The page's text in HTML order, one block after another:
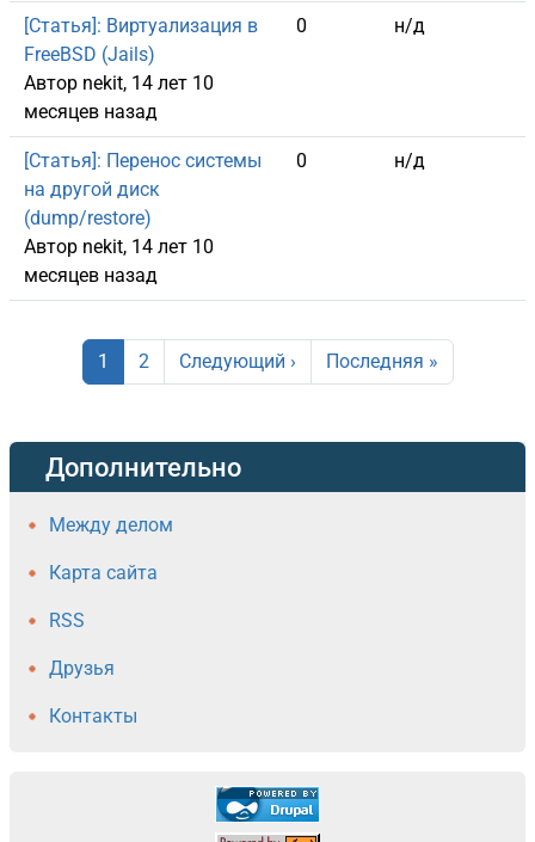
Дополнительно
Между делом
Карта сайта
RSS
Друзья
Контакты
Обычная тема
[Статья]: Виртуализация в
FreeBSD (Jails)
Автор nekit, 14 лет 10
месяцев назад
0 н/д
Обычная тема
[Статья]: Перенос системы
на другой диск
(dump/restore)
Автор nekit, 14 лет 10
месяцев назад
0 н/д
Нумерация страниц
Страница
1 Страница
2 Следующая страница
Следующий › Последняя страница
Последняя »